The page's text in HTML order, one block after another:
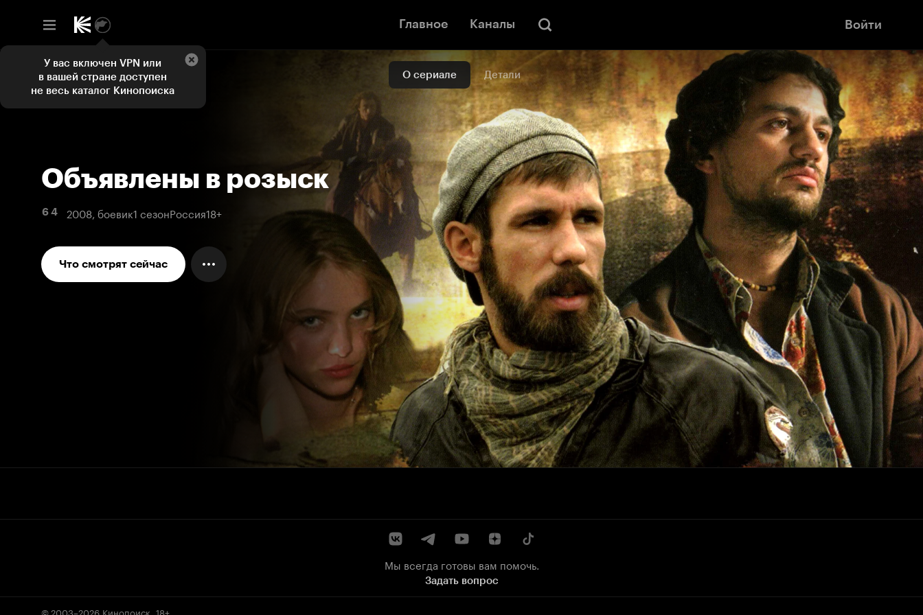
Главное Каналы Войти
О сериале Детали
Объявлены в розыск
6 4 2008, боевик1 сезонРоссия18+
Что смотрят сейчас
Мы всегда готовы вам помочь.
Задать вопрос
© 2003–2026 Кинопоиск 18+
У вас включен VPN или
в вашей стране доступен
не весь каталог Кинопоиска